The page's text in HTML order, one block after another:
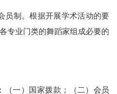
员制。根据开展学术活动的要
专业门类的舞蹈家组成必要的
一）国家拨款；（二）会员